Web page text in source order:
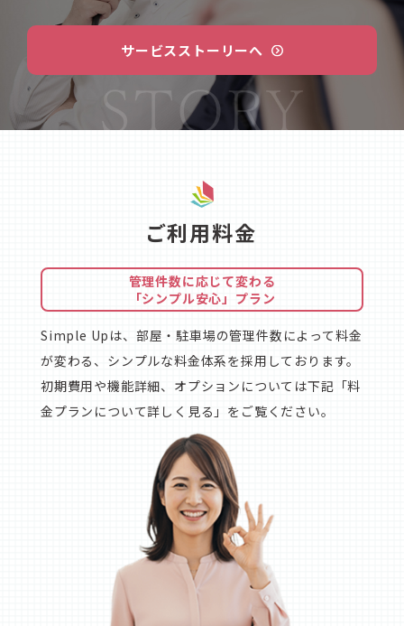
サービスストーリーへ
ご利用料金
管理件数に応じて変わる
「シンプル安心」プラン
Simple Upは、部屋・駐車場の管理件数によって料金
が変わる、シンプルな料金体系を採用しております。
初期費用や機能詳細、オプションについては下記「料
金プランについて詳しく見る」をご覧ください。